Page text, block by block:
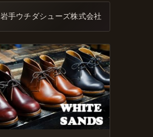
岩手ウチダシューズ株式会社